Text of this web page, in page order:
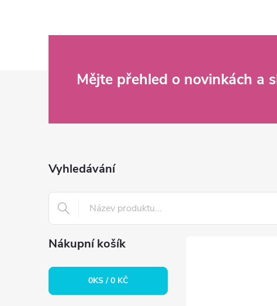
Mějte přehled o novinkách a
Vyhledávání
Nákupní košík
0KS /0 KČ